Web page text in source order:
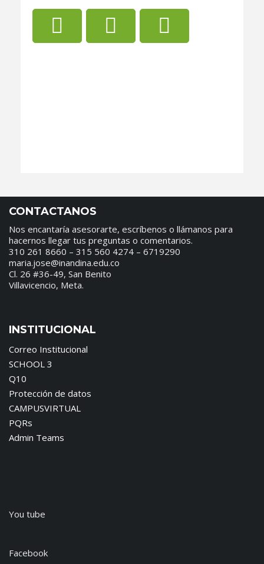
CONTACTANOS
Nos encantaría asesorarte, escríbenos o llámanos para
hacernos llegar tus preguntas o comentarios.
310 261 8660 – 315 560 4274 – 6719290
maria.jose@inandina.edu.co
Cl. 26 #36-49, San Benito
Villavicencio, Meta.
INSTITUCIONAL
Correo Institucional
SCHOOL 3
Q10
Protección de datos
CAMPUSVIRTUAL
PQRs
Admin Teams
You tube
Facebook